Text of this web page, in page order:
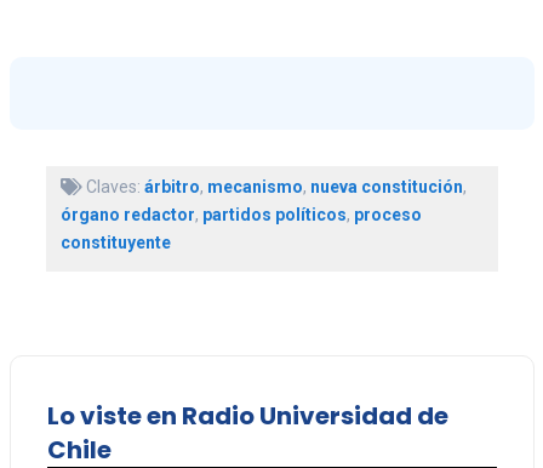
Claves: árbitro, mecanismo, nueva constitución,
órgano redactor, partidos políticos, proceso
constituyente
Lo viste en Radio Universidad de
Chile